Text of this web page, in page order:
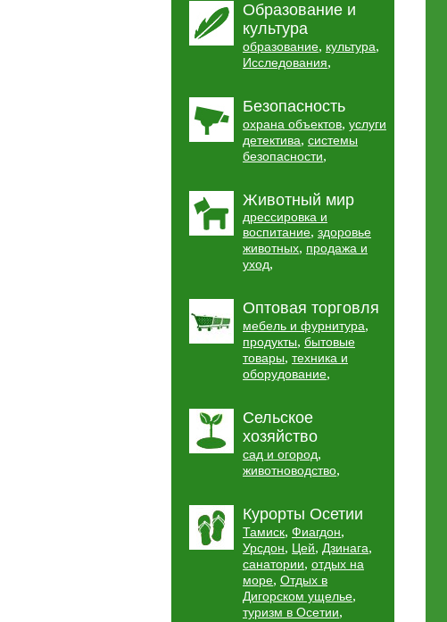
Образование и
культура
образование, культура,
Исследования,
Безопасность
охрана объектов, услуги
детектива, системы
безопасности,
Животный мир
дрессировка и
воспитание, здоровье
животных, продажа и
уход,
Оптовая торговля
мебель и фурнитура,
продукты, бытовые
товары, техника и
оборудование,
Сельское
хозяйство
сад и огород,
животноводство,
Курорты Осетии
Тамиск, Фиагдон,
Урсдон, Цей, Дзинага,
санатории, отдых на
море, Отдых в
Дигорском ущелье,
туризм в Осетии,